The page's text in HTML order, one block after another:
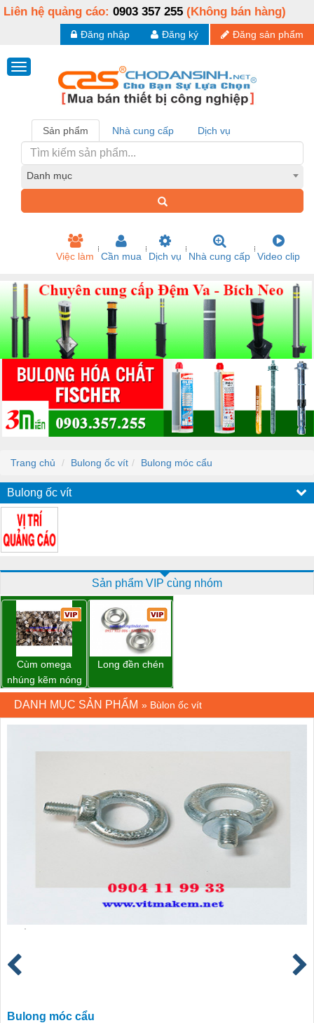
Liên hệ quảng cáo: 0903 357 255 (Không bán hàng)
Đăng sản phẩm
Đăng ký
Đăng nhập
Sản phẩm Nhà cung cấp Dịch vụ
Danh mục
Việc làm Cần mua Dịch vụ Nhà cung cấp Video clip
Trang chủ Bulong ốc vít Bulong móc cẩu
Bulong ốc vít
Sản phẩm VIP cùng nhóm
Cùm omega
nhúng kẽm nóng
Long đền chén
DANH MỤC SẢN PHẨM » Bùlon ốc vít
Bulong móc cẩu